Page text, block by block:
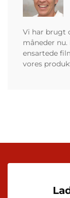
Vi har brugt
måneder
ensartede
vores